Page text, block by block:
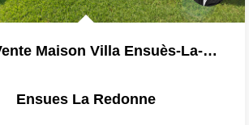
Achat Vente Maison Villa Ensuès-La-Redonne 5 Pièces 137 M2...
Ensues La Redonne